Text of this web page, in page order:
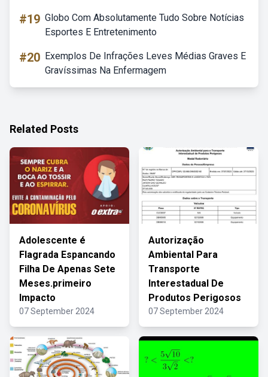
#19 Globo Com Absolutamente Tudo Sobre Notícias
Esportes E Entretenimento
#20 Exemplos De Infrações Leves Médias Graves E
Gravíssimas Na Enfermagem
Related Posts
Adolescente é
Flagrada Espancando
Filha De Apenas Sete
Meses.primeiro
Impacto
07 September 2024
Autorização
Ambiental Para
Transporte
Interestadual De
Produtos Perigosos
07 September 2024